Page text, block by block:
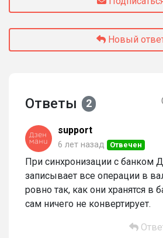
Новый
Ответы 2
support
6 лет назад Отвечен
При синхронизации с банком
записывает все операции в
ровно так, как они хранятся в
сам ничего не конвертирует.